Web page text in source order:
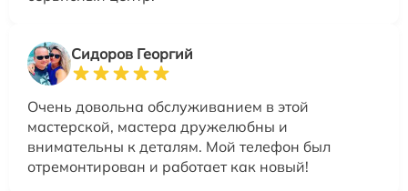
Сидоров Георгий
Очень довольна обслуживанием в этой
мастерской, мастера дружелюбны и
внимательны к деталям. Мой телефон был
отремонтирован и работает как новый!